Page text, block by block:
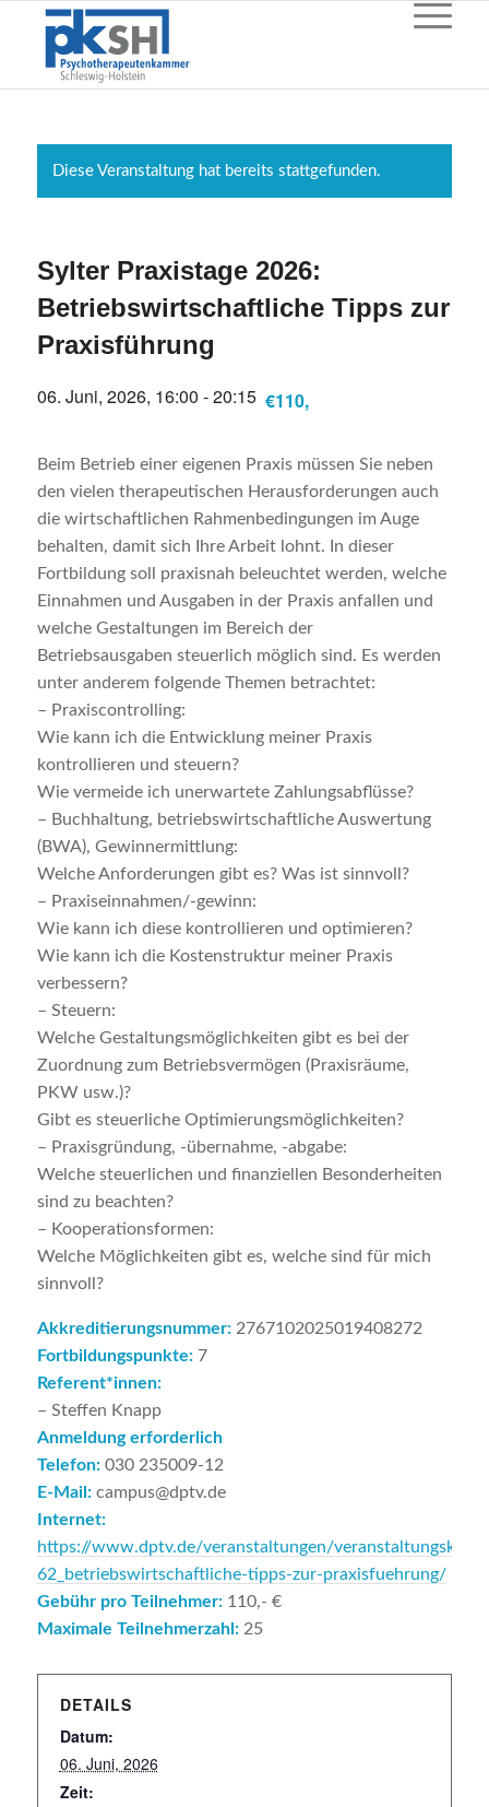
Diese Veranstaltung hat bereits stattgefunden.
Sylter Praxistage 2026:
Betriebswirtschaftliche Tipps zur
Praxisführung
06. Juni, 2026, 16:00 -20:15 €110,
Beim Betrieb einer eigenen Praxis müssen Sie neben
den vielen therapeutischen Herausforderungen auch
die wirtschaftlichen Rahmenbedingungen im Auge
behalten, damit sich Ihre Arbeit lohnt. In dieser
Fortbildung soll praxisnah beleuchtet werden, welche
Einnahmen und Ausgaben in der Praxis anfallen und
welche Gestaltungen im Bereich der
Betriebsausgaben steuerlich möglich sind. Es werden
unter anderem folgende Themen betrachtet:
– Praxiscontrolling:
Wie kann ich die Entwicklung meiner Praxis
kontrollieren und steuern?
Wie vermeide ich unerwartete Zahlungsabflüsse?
– Buchhaltung, betriebswirtschaftliche Auswertung
(BWA), Gewinnermittlung:
Welche Anforderungen gibt es? Was ist sinnvoll?
– Praxiseinnahmen/-gewinn:
Wie kann ich diese kontrollieren und optimieren?
Wie kann ich die Kostenstruktur meiner Praxis
verbessern?
– Steuern:
Welche Gestaltungsmöglichkeiten gibt es bei der
Zuordnung zum Betriebsvermögen (Praxisräume,
PKW usw.)?
Gibt es steuerliche Optimierungsmöglichkeiten?
– Praxisgründung, -übernahme, -abgabe:
Welche steuerlichen und finanziellen Besonderheiten
sind zu beachten?
– Kooperationsformen:
Welche Möglichkeiten gibt es, welche sind für mich
sinnvoll?
Akkreditierungsnummer:2767102025019408272
Fortbildungspunkte:7
Referent*innen:
– Steffen Knapp
Anmeldung erforderlich
Telefon:030 235009-12
E-Mail:campus@dptv.de
Internet:
https://www.dptv.de/veranstaltungen/
62_betriebswirtschaftliche-tipps-zur-praxisfuehrung/
Gebühr pro Teilnehmer:110,- €
Maximale Teilnehmerzahl:25
DETAILS
Datum:
06. Juni, 2026
Zeit: